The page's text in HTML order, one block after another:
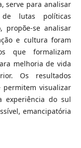
serve para analisar
de lutas políticas
propõe-se analisar
e cultura foram
que formalizam
melhoria de vida
Os resultados
permitem visualizar
experiência do sul
emancipatória